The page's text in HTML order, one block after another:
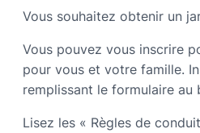
Vous souhaitez obtenir un
Vous pouvez vous inscrire
pour vous et votre famille.
remplissant le formulaire au
Lisez les « Règles de